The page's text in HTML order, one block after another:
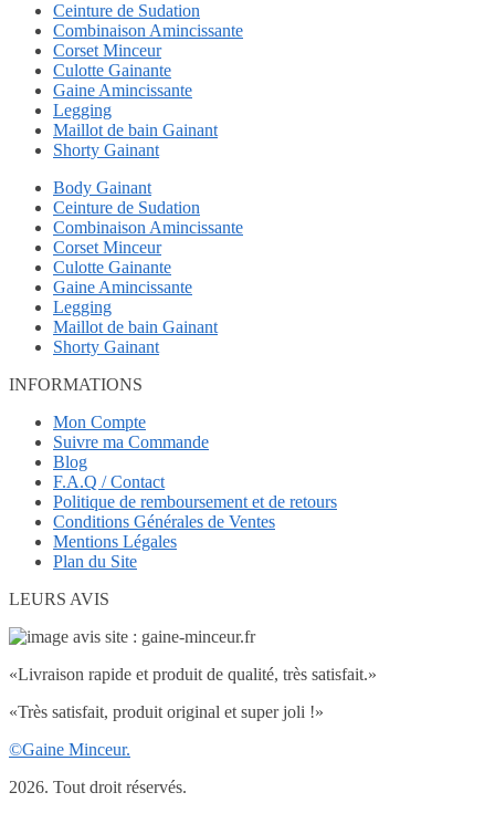
Ceinture de Sudation
Combinaison Amincissante
Corset Minceur
Culotte Gainante
Gaine Amincissante
Legging
Maillot de bain Gainant
Shorty Gainant
Body Gainant
Ceinture de Sudation
Combinaison Amincissante
Corset Minceur
Culotte Gainante
Gaine Amincissante
Legging
Maillot de bain Gainant
Shorty Gainant
INFORMATIONS
Mon Compte
Suivre ma Commande
Blog
F.A.Q / Contact
Politique de remboursement et de retours
Conditions Générales de Ventes
Mentions Légales
Plan du Site
LEURS AVIS
«Livraison rapide et produit de qualité, très satisfait.»
«Très satisfait, produit original et super joli !»
©Gaine Minceur.
2026. Tout droit réservés.